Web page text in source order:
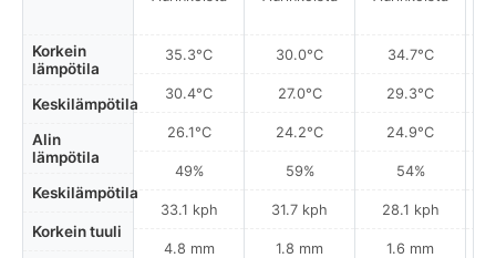
Korkein
lämpötila
Keskilämpötila
Alin
lämpötila
Keskilämpötila
Korkein tuuli
35.3°C
30.4°C
26.1°C
49%
33.1 kph
4.8 mm
30.0°C
27.0°C
24.2°C
59%
31.7 kph
1.8 mm
34.7°C
29.3°C
24.9°C
54%
28.1 kph
1.6 mm